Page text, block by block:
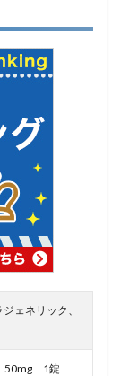
ェネリック、
50mg 1錠